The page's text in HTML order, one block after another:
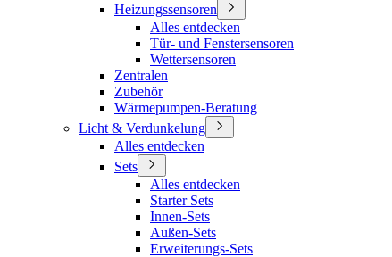
Heizungssensoren
Alles entdecken
Tür- und Fenstersensoren
Wettersensoren
Zentralen
Zubehör
Wärmepumpen-Beratung
Licht & Verdunkelung
Alles entdecken
Sets
Alles entdecken
Starter Sets
Innen-Sets
Außen-Sets
Erweiterungs-Sets